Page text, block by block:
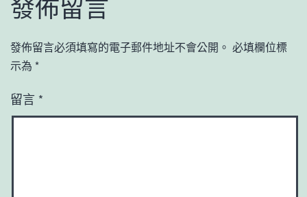
發佈留言
發佈留言必須填寫的電子郵件地址不會公開。 必填欄位標
示為 *
留言 *